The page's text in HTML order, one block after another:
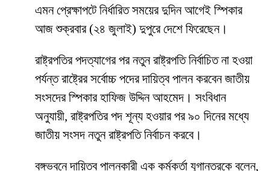
এমন প্রেক্ষাপটে নির্ধারিত সময়ের দুদিন আগেই স্পিকার
আজ শুক্রবার (২৪ জুলাই) দুপুরে দেশে ফিরেছেন।
রাষ্ট্রপতির পদত্যাগের পর নতুন রাষ্ট্রপতি নির্বাচিত না হওয়া
পর্যন্ত রাষ্ট্রের সর্বোচ্চ পদের দায়িত্ব পালন করবেন জাতীয়
সংসদের স্পিকার হাফিজ উদ্দিন আহমেদ। সংবিধান
অনুযায়ী, রাষ্ট্রপতির পদ শূন্য হওয়ার পর ৯০ দিনের মধ্যে
জাতীয় সংসদ নতুন রাষ্ট্রপতি নির্বাচন করবে।
বঙ্গভবনে দায়িত্ব পালনকারী এক কর্মকর্তা যুগান্তরকে বলেন,